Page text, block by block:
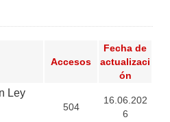
Accesos
Fecha de
actualizaci
ón
Ley
504
16.06.202
6